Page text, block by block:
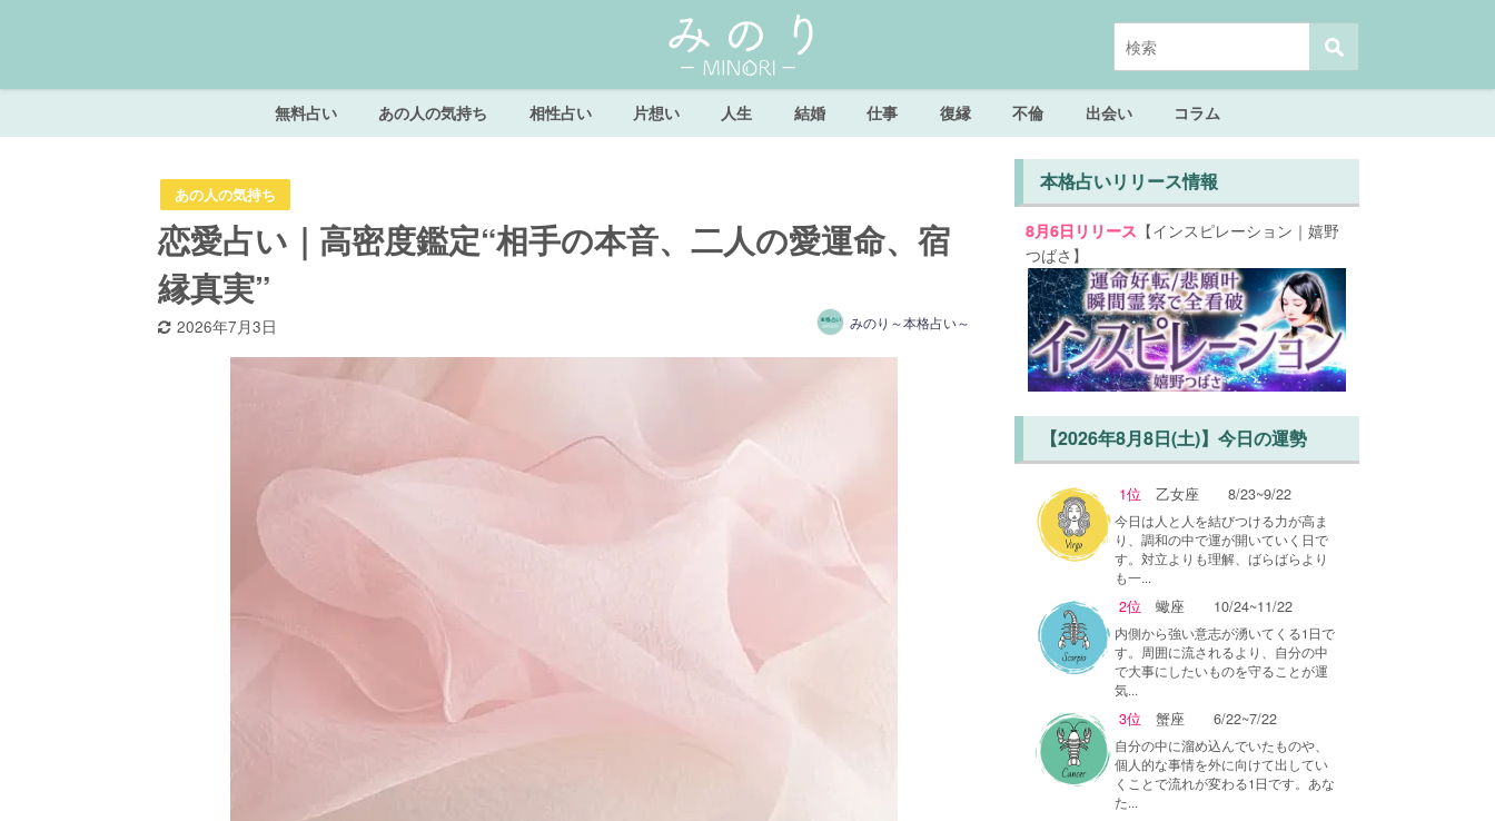
無料占い あの人の気持ち 相性占い 片想い 人生 結婚 仕事 復縁 不倫 出会い コラム
あの人の気持ち
恋愛占い｜高密度鑑定“相手の本音、二人の愛運命、宿
縁真実”
2026年7月3日 みのり～本格占い～
本格占いリリース情報
8月6日リリース 【インスピレーション｜嬉野
つばさ】
【2026年8月8日(土)】今日の運勢
1位 乙女座 8/23~9/22
今日は人と人を結びつける力が高ま
り、調和の中で運が開いていく日で
す。対立よりも理解、ばらばらより
も一...
2位 蠍座 10/24~11/22
内側から強い意志が湧いてくる1日で
す。周囲に流されるより、自分の中
で大事にしたいものを守ることが運
気...
3位 蟹座 6/22~7/22
自分の中に溜め込んでいたものや、
個人的な事情を外に向けて出してい
くことで流れが変わる1日です。あな
た...